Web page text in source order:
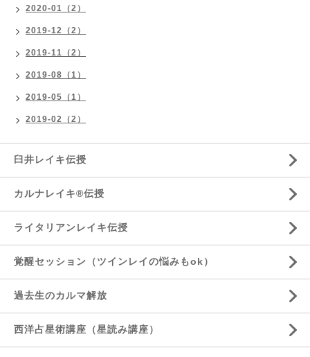
2020-01（2）
2019-12（2）
2019-11（2）
2019-08（1）
2019-05（1）
2019-02（2）
臼井レイキ伝授
カルナレイキ®伝授
ライタリアンレイキ伝授
覚醒セッション（ツインレイの悩みもok）
過去生のカルマ解放
西洋占星術講座（星読み講座）